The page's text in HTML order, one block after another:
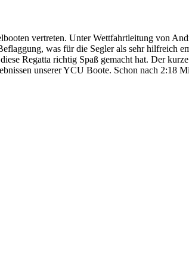
vertreten. Unter Wettfahrtleitung von
was für die Segler als sehr hilfreich
Regatta richtig Spaß gemacht hat. Der
unserer YCU Boote. Schon nach